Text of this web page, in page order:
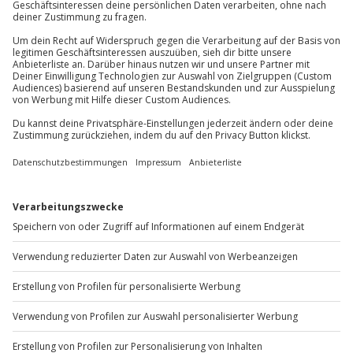
Minuten steuernder Pilot (Pilot-Flying) und 30
zweiter Gast/Pilot gefunden wurde, reduziert sich
die Flugzeit auf ca. 30 Minuten Pilot Flying.
81671 München
Du erreichst uns telefonisch zu folgenden Zeiten,
außer an bundesweiten Feiertagen:
Mo-Fr: 8-20 Uhr | Sa: 10-16 Uhr
Du möchtest als Firma bestellen?
Sichere Dir attraktive Firmenkunden Vorteile.
Mo-Fr: 9-17 Uhr
b2b@jochen-schweizer.de
www.b2b.jochen-schweizer.de/
Artikelnummer:60133